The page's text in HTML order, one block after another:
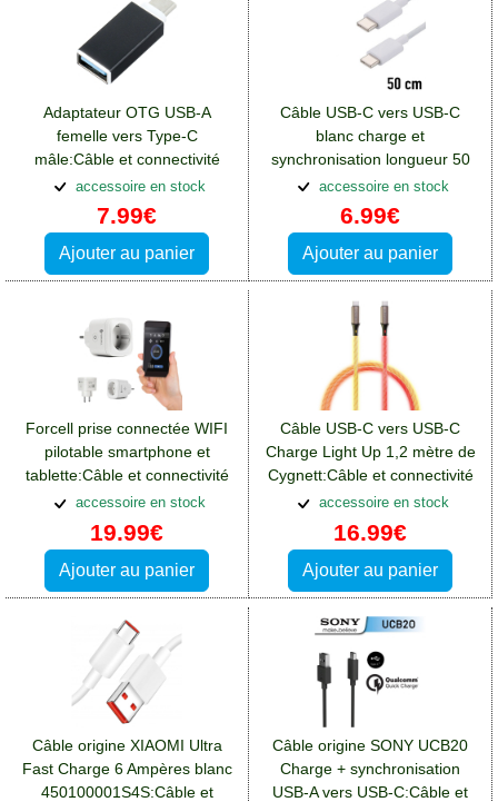
Adaptateur OTG USB-A
femelle vers Type-C
mâle:Câble et connectivité
Blackberry Key2
accessoire en stock
7.99€
Ajouter au panier
Câble USB-C vers USB-C
blanc charge et
synchronisation longueur 50
centimètres
accessoire en stock
6.99€
Ajouter au panier
Forcell prise connectée WIFI
pilotable smartphone et
tablette:Câble et connectivité
Blackberry Key2
accessoire en stock
19.99€
Ajouter au panier
Câble USB-C vers USB-C
Charge Light Up 1,2 mètre de
Cygnett:Câble et connectivité
Blackberry Key2
accessoire en stock
16.99€
Ajouter au panier
Câble origine XIAOMI Ultra
Fast Charge 6 Ampères blanc
450100001S4S:Câble et
Câble origine SONY UCB20
Charge + synchronisation
USB-A vers USB-C:Câble et